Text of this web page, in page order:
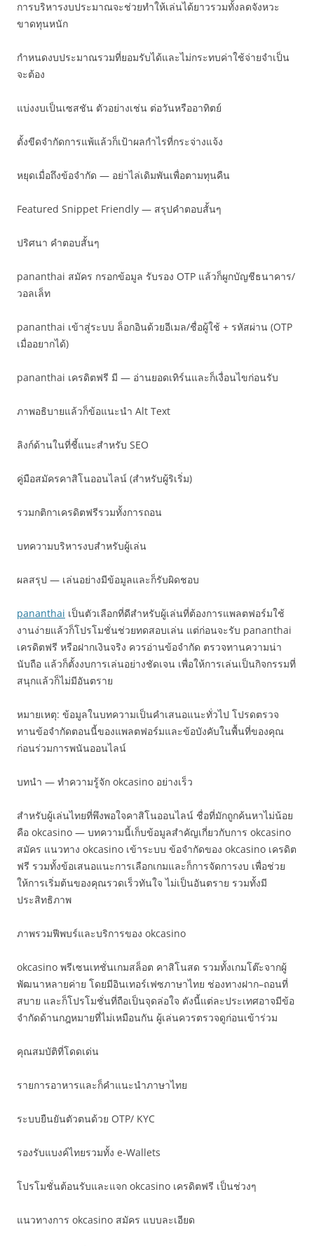
การบริหารงบประมาณจะช่วยทำให้เล่นได้ยาวรวมทั้งลดจังหวะ
ขาดทุนหนัก
กำหนดงบประมาณรวมที่ยอมรับได้และไม่กระทบค่าใช้จ่ายจำเป็น
จะต้อง
แบ่งงบเป็นเซสชัน ตัวอย่างเช่น ต่อวันหรืออาทิตย์
ตั้งขีดจำกัดการแพ้แล้วก็เป้าผลกำไรที่กระจ่างแจ้ง
หยุดเมื่อถึงข้อจำกัด — อย่าไล่เดิมพันเพื่อตามทุนคืน
Featured Snippet Friendly — สรุปคำตอบสั้นๆ
ปริศนา คำตอบสั้นๆ
pananthai สมัคร กรอกข้อมูล รับรอง OTP แล้วก็ผูกบัญชีธนาคาร/
วอลเล็ท
pananthai เข้าสู่ระบบ ล็อกอินด้วยอีเมล/ชื่อผู้ใช้ + รหัสผ่าน (OTP
เมื่ออยากได้)
pananthai เครดิตฟรี มี — อ่านยอดเทิร์นและก็เงื่อนไขก่อนรับ
ภาพอธิบายแล้วก็ข้อแนะนำ Alt Text
ลิงก์ด้านในที่ชี้แนะสำหรับ SEO
คู่มือสมัครคาสิโนออนไลน์ (สำหรับผู้ริเริ่ม)
รวมกติกาเครดิตฟรีรวมทั้งการถอน
บทความบริหารงบสำหรับผู้เล่น
ผลสรุป — เล่นอย่างมีข้อมูลและก็รับผิดชอบ
pananthai เป็นตัวเลือกที่ดีสำหรับผู้เล่นที่ต้องการแพลตฟอร์มใช้
งานง่ายแล้วก็โปรโมชั่นช่วยทดสอบเล่น แต่ก่อนจะรับ pananthai
เครดิตฟรี หรือฝากเงินจริง ควรอ่านข้อจำกัด ตรวจทานความน่า
นับถือ แล้วก็ตั้งงบการเล่นอย่างชัดเจน เพื่อให้การเล่นเป็นกิจกรรมที่
สนุกแล้วก็ไม่มีอันตราย
หมายเหตุ: ข้อมูลในบทความเป็นคำเสนอแนะทั่วไป โปรดตรวจ
ทานข้อจำกัดตอนนี้ของแพลตฟอร์มและข้อบังคับในพื้นที่ของคุณ
ก่อนร่วมการพนันออนไลน์
บทนำ — ทำความรู้จัก okcasino อย่างเร็ว
สำหรับผู้เล่นไทยที่พึงพอใจคาสิโนออนไลน์ ชื่อที่มักถูกค้นหาไม่น้อย
คือ okcasino — บทความนี้เก็บข้อมูลสำคัญเกี่ยวกับการ okcasino
สมัคร แนวทาง okcasino เข้าระบบ ข้อจำกัดของ okcasino เครดิต
ฟรี รวมทั้งข้อเสนอแนะการเลือกเกมและก็การจัดการงบ เพื่อช่วย
ให้การเริ่มต้นของคุณรวดเร็วทันใจ ไม่เป็นอันตราย รวมทั้งมี
ประสิทธิภาพ
ภาพรวมฟีพบร์และบริการของ okcasino
okcasino พรีเซนเทชั่นเกมสล็อต คาสิโนสด รวมทั้งเกมโต๊ะจากผู้
พัฒนาหลายค่าย โดยมีอินเทอร์เฟซภาษาไทย ช่องทางฝาก–ถอนที่
สบาย และก็โปรโมชั่นที่ถือเป็นจุดล่อใจ ดังนี้แต่ละประเทศอาจมีข้อ
จำกัดด้านกฎหมายที่ไม่เหมือนกัน ผู้เล่นควรตรวจดูก่อนเข้าร่วม
คุณสมบัติที่โดดเด่น
รายการอาหารและก็คำแนะนำภาษาไทย
ระบบยืนยันตัวตนด้วย OTP/ KYC
รองรับแบงค์ไทยรวมทั้ง e-Wallets
โปรโมชั่นต้อนรับและแจก okcasino เครดิตฟรี เป็นช่วงๆ
แนวทางการ okcasino สมัคร แบบละเอียด